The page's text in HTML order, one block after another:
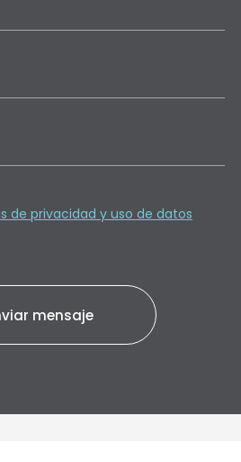
de privacidad y uso de datos